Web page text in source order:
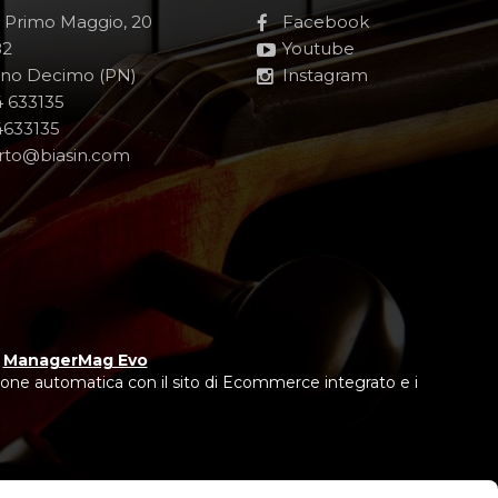
Primo Maggio, 20
Decimo (PN)
633135
Facebook
Youtube
Instagram
ManagerMag Evo
automatica con il sito di Ecommerce integrato e i